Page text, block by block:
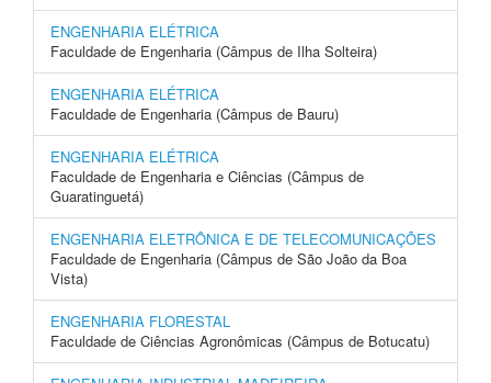
ENGENHARIA ELÉTRICA
Faculdade de Engenharia (Câmpus de Ilha Solteira)
ENGENHARIA ELÉTRICA
Faculdade de Engenharia (Câmpus de Bauru)
ENGENHARIA ELÉTRICA
Faculdade de Engenharia e Ciências (Câmpus de
Guaratinguetá)
ENGENHARIA ELETRÔNICA E DE TELECOMUNICAÇÕES
Faculdade de Engenharia (Câmpus de São João da Boa
Vista)
ENGENHARIA FLORESTAL
Faculdade de Ciências Agronômicas (Câmpus de Botucatu)